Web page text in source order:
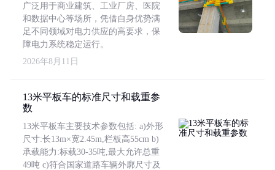
广泛用于商业建筑、工业厂房、医院
和数据中心等场所，凭借自身优势满
足不同领域对电力供应的高要求，保
障电力系统稳定运行。
2026年8月11日
13米平板车的标准尺寸和载重参
数
13米平板车主要技术参数包括: a)外形
尺寸:长13m×宽2.45m,栏板高55cm b)
承载能力:标载30-35吨,最大允许总重
49吨 c)符合国家道路车辆外廓尺寸及